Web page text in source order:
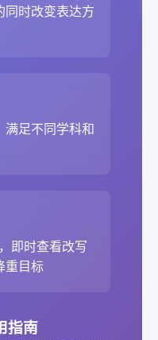
同时改变表达方
满足不同学科和
即时查看改写
重目标
指南